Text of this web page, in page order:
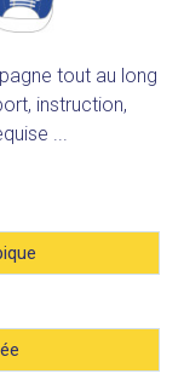
tout au long
instruction,
...